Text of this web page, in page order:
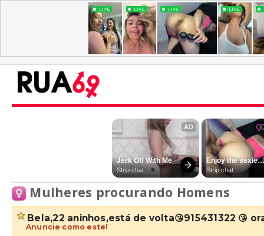
Mulheres procurando Homens
bela,22 aninhos,está de volta😘915431322 😘
Anuncie como este!